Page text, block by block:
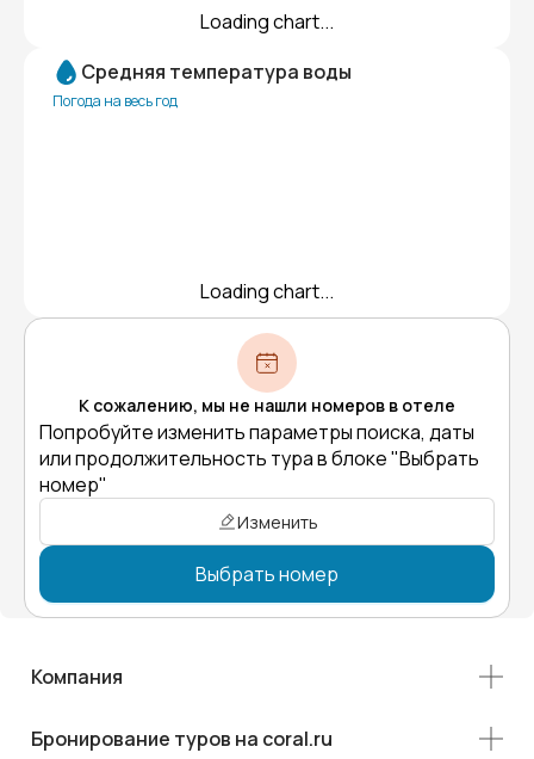
Loading chart...
Средняя температура воды
Погода на весь год
Loading chart...
К сожалению, мы не нашли номеров в отеле
Попробуйте изменить параметры поиска, даты
или продолжительность тура в блоке "Выбрать
номер"
Изменить
Выбрать номер
Компания
Бронирование туров на coral.ru